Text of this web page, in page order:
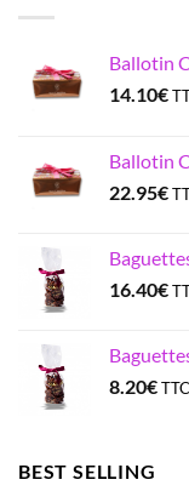
Ballotin
14.10€
Ballotin
22.95€
16.40€
8.20€TTC
BEST SELLING